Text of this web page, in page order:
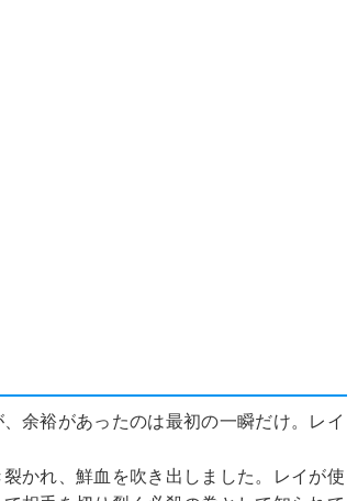
余裕があったのは最初の一瞬だけ。レイ
かれ、鮮血を吹き出しました。レイが使